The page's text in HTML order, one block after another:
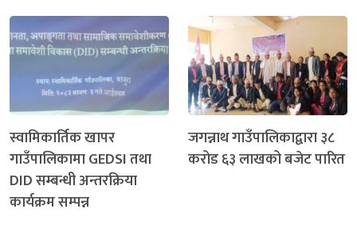
स्वामिकार्तिक खापर
गाउँपालिकामा GEDSI तथा
DID सम्बन्धी अन्तरक्रिया
कार्यक्रम सम्पन्न
जगन्नाथ गाउँपालिकाद्वारा ३८
करोड ६३ लाखको बजेट पारित